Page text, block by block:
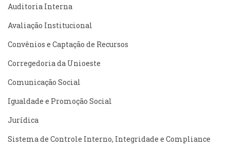
Auditoria Interna
Avaliação Institucional
Convênios e Captação de Recursos
Corregedoria da Unioeste
Comunicação Social
Igualdade e Promoção Social
Jurídica
Sistema de Controle Interno, Integridade e Compliance